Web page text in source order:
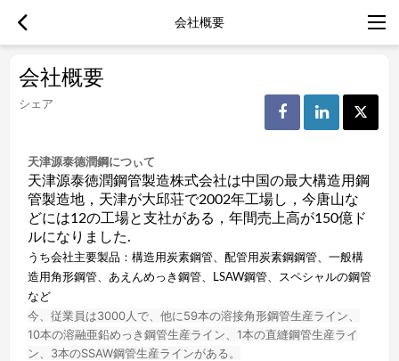
会社概要
会社概要
シェア
天津源泰德潤鋼につぃて
天津源泰徳潤鋼管製造株式会社は中国の最大構造用鋼
管製造地，天津が大邱荘で2002年工場し，今唐山な
どには12の工場と支社がある，年間売上高が150億ド
ルになりました.
うち会社主要製品：構造用炭素鋼管、配管用炭素鋼鋼管、一般構
造用角形鋼管、あえんめっき鋼管、LSAW鋼管、スペシャルの鋼管
など
今、従業員は3000人で、他に59本の溶接角形鋼管生産ライン、
10本の溶融亜鉛めっき鋼管生産ライン、1本の直縫鋼管生産ライ
ン、3本のSSAW鋼管生産ラインがある。